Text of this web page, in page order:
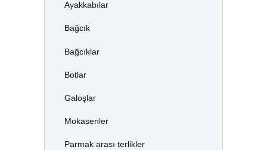
Ayakkabılar
Bağcık
Bağcıklar
Botlar
Galoşlar
Mokasenler
Parmak arası terlikler